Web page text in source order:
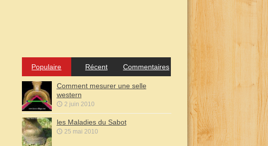
Populaire Récent Commentaires
Comment mesurer une selle
western
2 juin 2010
les Maladies du Sabot
25 mai 2010